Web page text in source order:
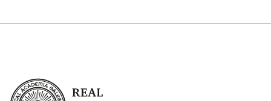
Real Academia Galega